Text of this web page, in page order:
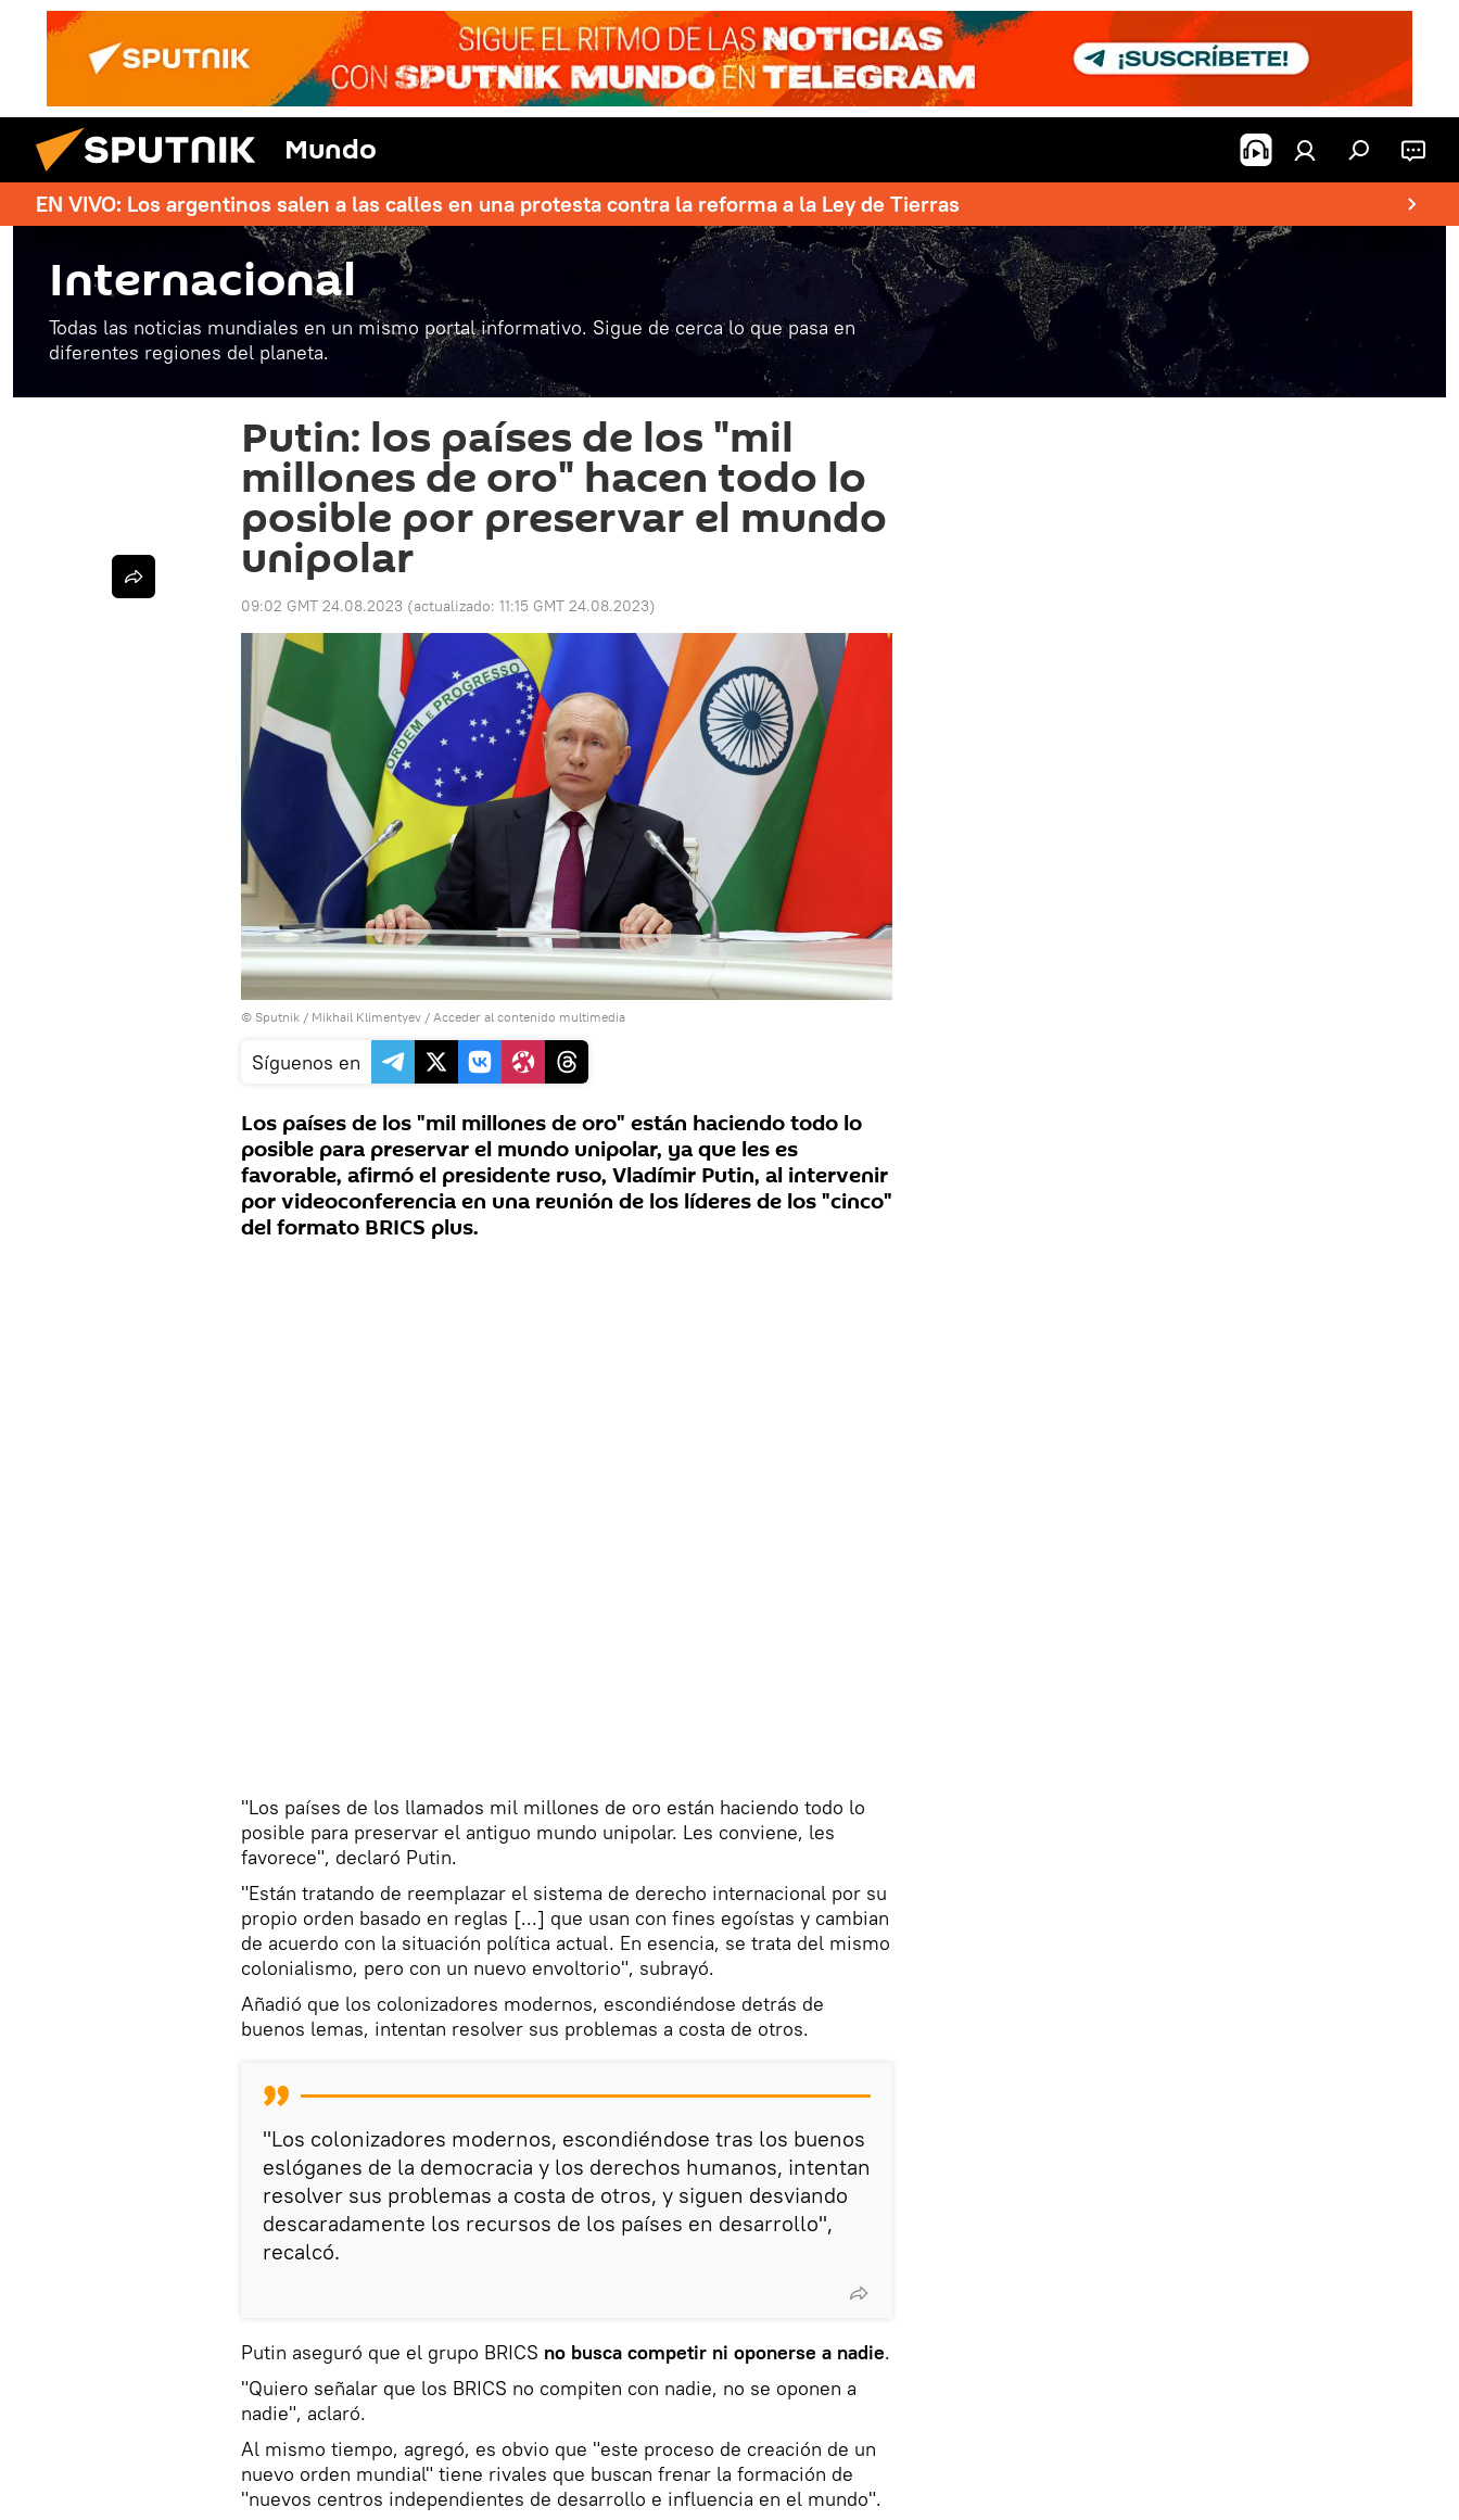
Mundo
EN VIVO: Los argentinos salen a las calles en una protesta contra la reforma a la Ley de Tierras
Internacional
Todas las noticias mundiales en un mismo portal informativo. Sigue de cerca lo que pasa en
diferentes regiones del planeta.
Putin: los países de los "mil
millones de oro" hacen todo lo
posible por preservar el mundo
unipolar
09:02 GMT 24.08.2023 (actualizado: 11:15 GMT 24.08.2023)
© Sputnik / Mikhail Klimentyev / Acceder al contenido multimedia
Síguenos en
Los países de los "mil millones de oro" están haciendo todo lo
posible para preservar el mundo unipolar, ya que les es
favorable, afirmó el presidente ruso, Vladímir Putin, al intervenir
por videoconferencia en una reunión de los líderes de los "cinco"
del formato BRICS plus.
"Los países de los llamados mil millones de oro están haciendo todo lo
posible para preservar el antiguo mundo unipolar. Les conviene, les
favorece", declaró Putin.
"Están tratando de reemplazar el sistema de derecho internacional por su
propio orden basado en reglas [...] que usan con fines egoístas y cambian
de acuerdo con la situación política actual. En esencia, se trata del mismo
colonialismo, pero con un nuevo envoltorio", subrayó.
Añadió que los colonizadores modernos, escondiéndose detrás de
buenos lemas, intentan resolver sus problemas a costa de otros.
"Los colonizadores modernos, escondiéndose tras los buenos
eslóganes de la democracia y los derechos humanos, intentan
resolver sus problemas a costa de otros, y siguen desviando
descaradamente los recursos de los países en desarrollo",
recalcó.
Putin aseguró que el grupo BRICS no busca competir ni oponerse a nadie.
"Quiero señalar que los BRICS no compiten con nadie, no se oponen a
nadie", aclaró.
Al mismo tiempo, agregó, es obvio que "este proceso de creación de un
nuevo orden mundial" tiene rivales que buscan frenar la formación de
"nuevos centros independientes de desarrollo e influencia en el mundo".